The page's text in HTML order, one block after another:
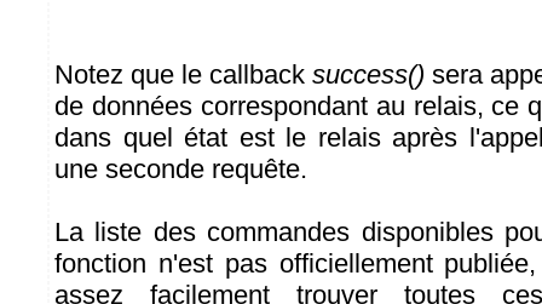
Notez que le callback success() sera
de données correspondant au relais, ce
dans quel état est le relais après
une seconde requête.
La liste des commandes disponibles
fonction n'est pas officiellement
assez facilement trouver toutes